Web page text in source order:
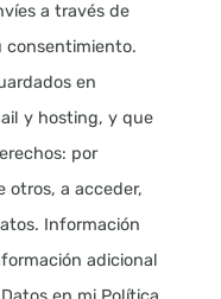
a través de
consentimiento.
en
y hosting, y que
por
otros, a acceder,
Información
adicional